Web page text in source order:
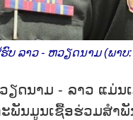
ລາວ - ຫວຽດນາມ (ພາບ:
ດນາມ - ລາວ ແມ່ນ
ນມູນເຊື້ອຮ່ວມສຳ